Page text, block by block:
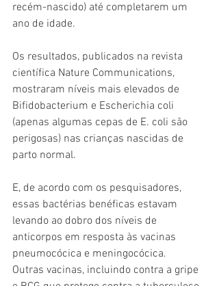
recém-nascido) até completarem um
ano de idade.
Os resultados, publicados na revista
científica Nature Communications,
mostraram níveis mais elevados de
Bifidobacterium e Escherichia coli
(apenas algumas cepas de E. coli são
perigosas) nas crianças nascidas de
parto normal.
E, de acordo com os pesquisadores,
essas bactérias benéficas estavam
levando ao dobro dos níveis de
anticorpos em resposta às vacinas
pneumocócica e meningocócica.
Outras vacinas, incluindo contra a gripe